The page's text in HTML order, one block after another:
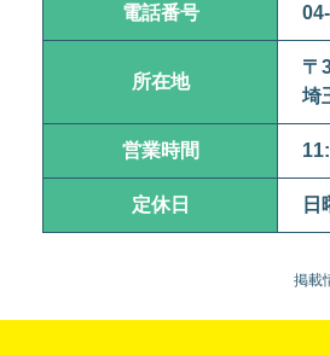
電話番号
所在地
〒
埼
営業時間
定休日 日
掲載